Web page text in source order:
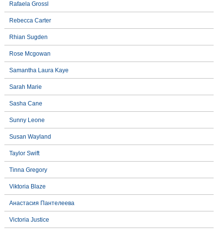
Rafaela Grossl
Rebecca Carter
Rhian Sugden
Rose Mcgowan
Samantha Laura Kaye
Sarah Marie
Sasha Cane
Sunny Leone
Susan Wayland
Taylor Swift
Tinna Gregory
Viktoria Blaze
Анастасия Пантелеева
Victoria Justice